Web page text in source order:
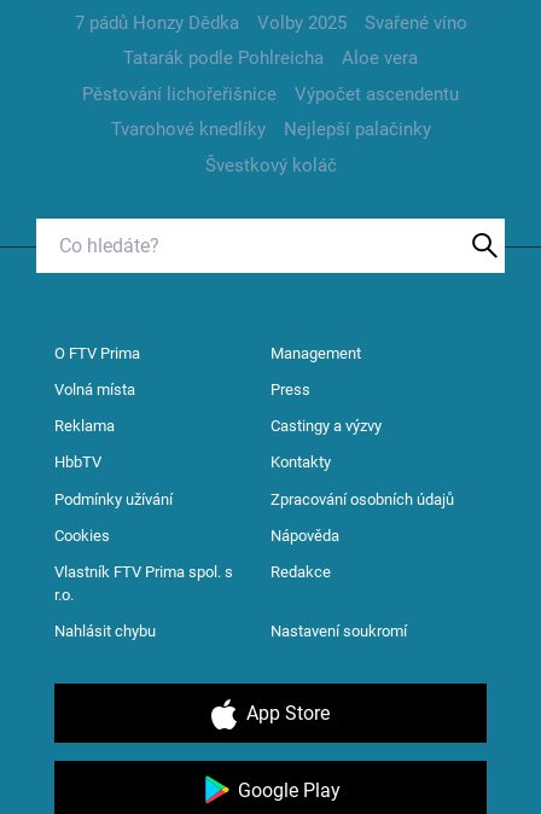
7 pádů Honzy Dědka
Volby 2025
Svařené víno
Tatarák podle Pohlreicha
Aloe vera
Pěstování lichořeřišnice
Výpočet ascendentu
Tvarohové knedlíky
Nejlepší palačinky
Švestkový koláč
O FTV Prima Management
Volná místa Press
Reklama Castingy a výzvy
HbbTV Kontakty
Podmínky užívání Zpracování osobních údajů
Cookies Nápověda
Vlastník FTV Prima spol. s
r.o.
Redakce
Nahlásit chybu Nastavení soukromí
App Store
Google Play